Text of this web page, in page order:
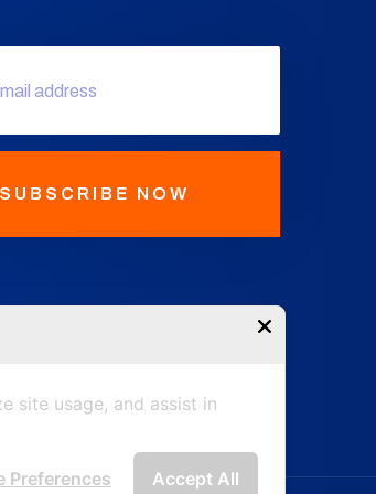
SUBSCRIBE NOW
site usage, and assist in
Accept All
Preferences